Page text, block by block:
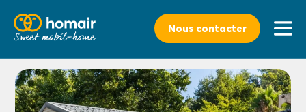
Nous contacter